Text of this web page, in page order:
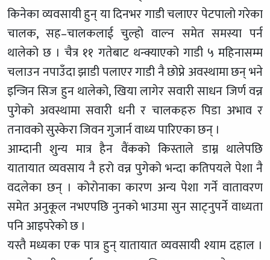
किनेका व्यवसायी हुन् या दिनभर गाडी चलाएर पेटपालो गरेका
चालक, सह–चालकलाई चुल्हो वाल्न समेत समस्या पर्न
थालेको छ । चैत्र ११ गतेबाट थन्क्याएको गाडी ५ महिनासम्म
चलाउन नपाउँदा झाडी पलाएर गाडी नै छोप्ने अवस्थामा छन् भने
इन्जिन सिज हुन थालेको, खिया लागेर सवारी साधन जिर्ण वन्न
पुगेको अवस्थामा सवारी धनी र चालकहरु पिडा अभाव र
तनावको सुस्केरा जिवन गुजार्न वाध्य पारिएका छन् ।
आम्दानी शुन्य मात्र हैन वैंकको किस्ताले डाम्न थालेपछि
यातायात व्यवसाय नै हरो वन्न पुगेको भन्दा कतिपयले पेशा नै
वदलेका छन् । कोरोनाका कारण अन्य पेशा गर्ने वातावरण
समेत अनुकूल नभएपछि नुनको भाउमा सुन साट्नुपर्ने वाध्यता
पनि आइपरेको छ ।
यस्तै मध्यका एक पात्र हुन् यातायात व्यवसायी श्याम दहाल ।